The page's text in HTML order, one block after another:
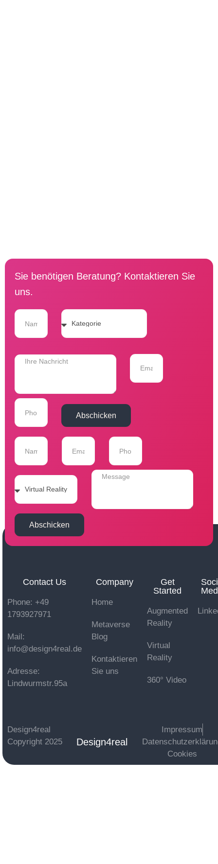
Sie benötigen Beratung? Kontaktieren Sie
uns.
Abschicken
Abschicken
Contact Us
Phone: +49
1793927971
Mail:
info@design4real.de
Adresse:
Lindwurmstr.95a
Company
Home
Metaverse
Blog
Kontaktieren
Sie uns
Get
Started
Augmented
Reality
Virtual
Reality
360° Video
Design4real
Copyright 2025
Design4real
Impressum
Cookies